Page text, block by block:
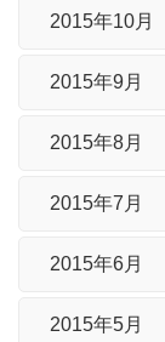
2015年10月
2015年9月
2015年8月
2015年7月
2015年6月
2015年5月